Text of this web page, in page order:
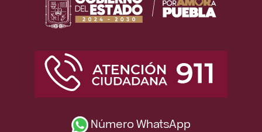
Número WhatsApp